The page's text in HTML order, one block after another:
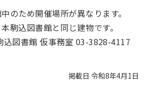
のため開催場所が異なります。
駒込図書館と同じ建物です。
込図書館 仮事務室 03-3828-4117
掲載日 令和8年4月1日